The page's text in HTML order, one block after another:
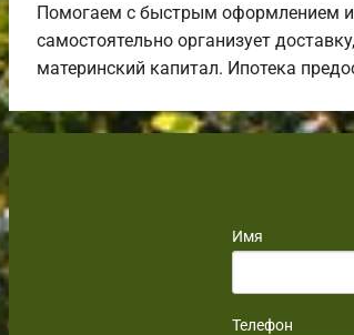
Помогаем с быстрым оформлением
самостоятельно организует
материнский капитал. Ипотека
Имя
Телефон